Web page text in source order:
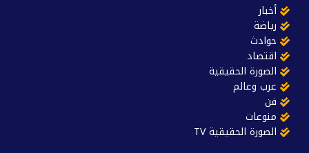
أخبار
رياضة
حوادث
اقتصاد
الصورة الحقيقية
عرب وعالم
فن
منوعات
الصورة الحقيقية TV